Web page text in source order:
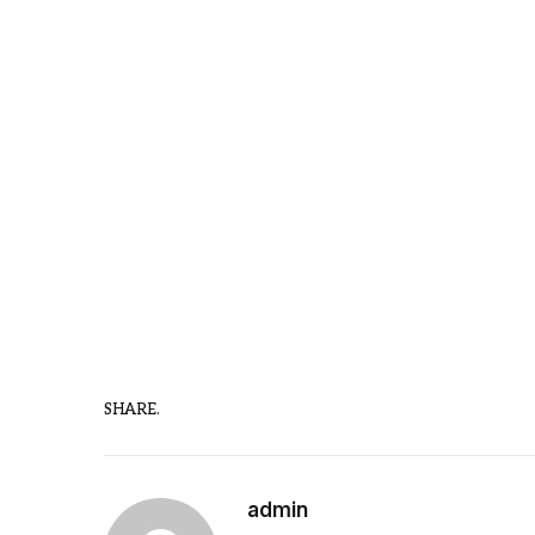
SHARE.
admin